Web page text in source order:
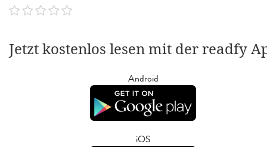
Jetzt kostenlos lesen mit der readfy
Android
iOS